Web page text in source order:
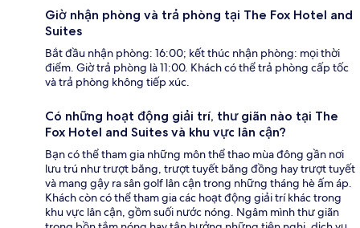
Giờ nhận phòng và trả phòng tại The Fox Hotel and
Suites
Bắt đầu nhận phòng: 16:00; kết thúc nhận phòng: mọi thời
điểm. Giờ trả phòng là 11:00. Khách có thể trả phòng cấp tốc
và trả phòng không tiếp xúc.
Có những hoạt động giải trí, thư giãn nào tại The
Fox Hotel and Suites và khu vực lân cận?
Bạn có thể tham gia những môn thể thao mùa đông gần nơi
lưu trú như trượt băng, trượt tuyết băng đồng hay trượt tuyết
và mang gậy ra sân golf lân cận trong những tháng hè ấm áp.
Khách còn có thể tham gia các hoạt động giải trí khác trong
khu vực lân cận, gồm suối nước nóng. Ngâm mình thư giãn